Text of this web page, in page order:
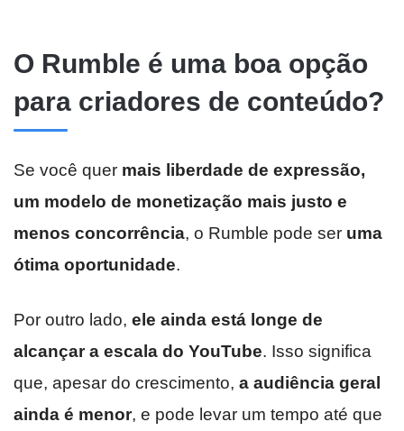
O Rumble é uma boa opção
para criadores de conteúdo?
Se você quer mais liberdade de expressão,
um modelo de monetização mais justo e
menos concorrência, o Rumble pode ser uma
ótima oportunidade.
Por outro lado, ele ainda está longe de
alcançar a escala do YouTube. Isso significa
que, apesar do crescimento, a audiência geral
ainda é menor, e pode levar um tempo até que